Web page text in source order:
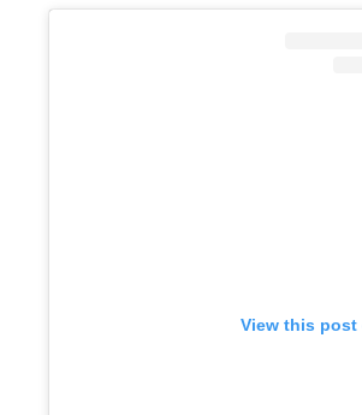
View this post